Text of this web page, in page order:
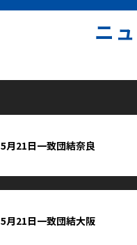
ニ
5月21日一致団結奈良
5月21日一致団結大阪